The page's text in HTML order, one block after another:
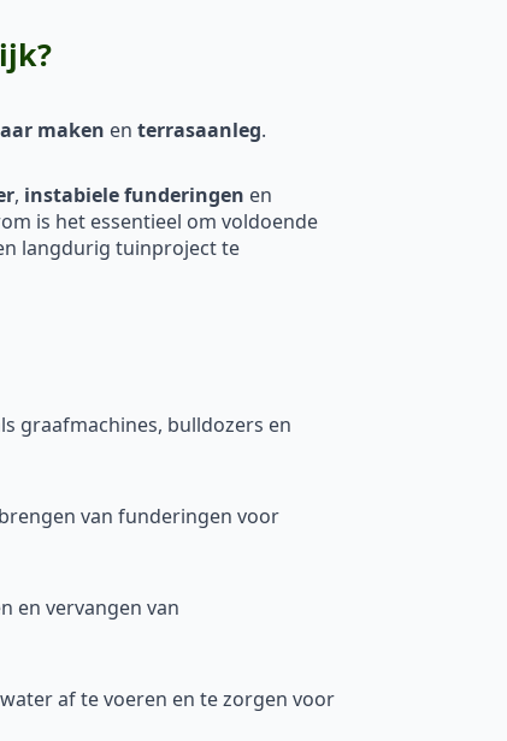
maken en terrasaanleg.
, instabiele funderingen en
is het essentieel om voldoende
langdurig tuinproject te
graafmachines, bulldozers en
van funderingen voor
en vervangen van
af te voeren en te zorgen voor